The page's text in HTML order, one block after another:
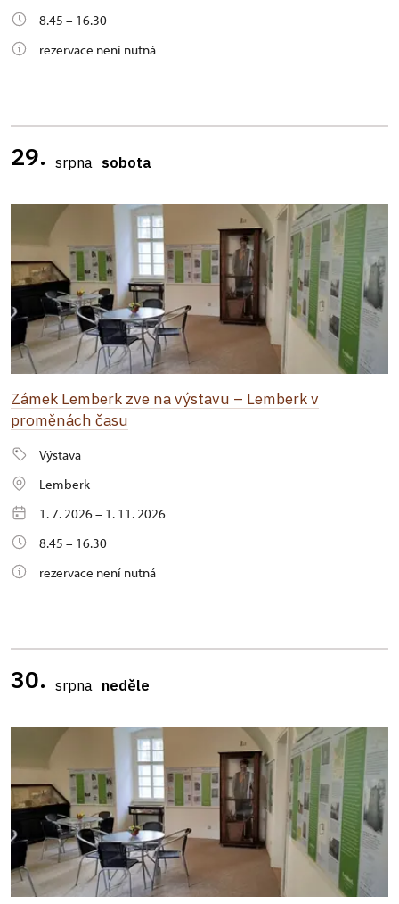
8.45 – 16.30
rezervace není nutná
29. srpna sobota
Zámek Lemberk zve na výstavu – Lemberk v
proměnách času
Výstava
Lemberk
1. 7. 2026 – 1. 11. 2026
8.45 – 16.30
rezervace není nutná
30. srpna neděle